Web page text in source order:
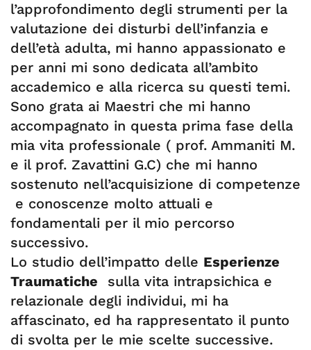
l’approfondimento degli strumenti per la
valutazione dei disturbi dell’infanzia e
dell’età adulta, mi hanno appassionato e
per anni mi sono dedicata all’ambito
accademico e alla ricerca su questi temi.
Sono grata ai Maestri che mi hanno
accompagnato in questa prima fase della
mia vita professionale ( prof. Ammaniti M.
e il prof. Zavattini G.C) che mi hanno
sostenuto nell’acquisizione di competenze
e conoscenze molto attuali e
fondamentali per il mio percorso
successivo.
Lo studio dell’impatto delle Esperienze
Traumatiche sulla vita intrapsichica e
relazionale degli individui, mi ha
affascinato, ed ha rappresentato il punto
di svolta per le mie scelte successive.